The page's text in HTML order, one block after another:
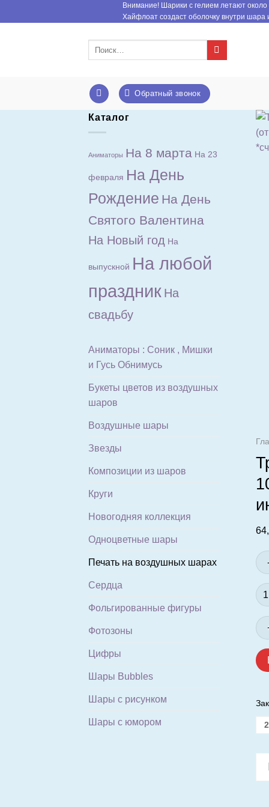
to
Внимание! Шарики с гелием летают
Хайфлоат создаст оболочку внутри
Обратный звонок
Каталог
Аниматоры На 8 марта На 23
февраля На День
Рождение На День
Святого Валентина
На Новый год На
выпускной На любой
праздник На
свадьбу
Аниматоры : Соник , Мишки
и Гусь Обнимусь
Букеты цветов из воздушных
шаров
Воздушные шары
Звезды
Композиции из шаров
Круги
Новогодняя коллекция
Одноцветные шары
Печать на воздушных шарах
Сердца
Фольгированные фигуры
Фотозоны
Цифры
Шары Bubbles
Шары с рисунком
Шары с юмором
+
1